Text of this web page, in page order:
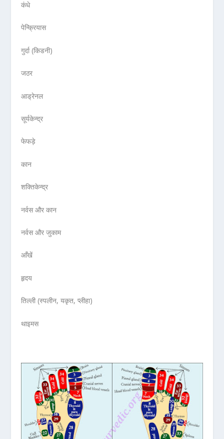
कंधे
पेन्क्रियास
गुर्दा (किडनी)
जठर
आड्रेनल
सूर्यकेन्द्र
फेफड़े
कान
शक्तिकेन्द्र
नर्वस और कान
नर्वस और जुकाम
आँखें
हृदय
तिल्ली (स्पलीन, यकृत, प्लीहा)
थाइमस